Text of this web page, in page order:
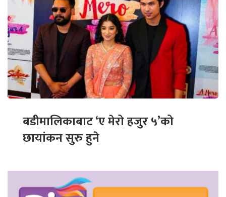
बडीमालिकाबाट ‘ए मेरो हजुर ५’को
छायांकन सुरु हुने